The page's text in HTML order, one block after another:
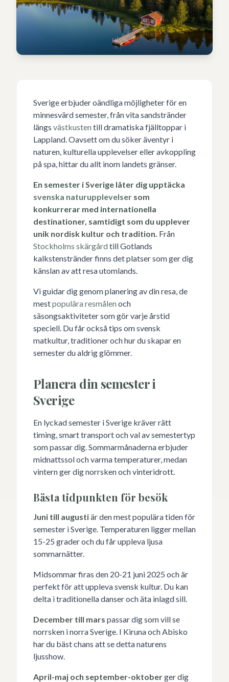
Sverige erbjuder oändliga möjligheter för en
minnesvärd semester, från vita sandstränder
längs västkusten till dramatiska fjälltoppar i
Lappland. Oavsett om du söker äventyr i
naturen, kulturella upplevelser eller avkoppling
på spa, hittar du allt inom landets gränser.
En semester i Sverige låter dig upptäcka
svenska naturupplevelser som
konkurrerar med internationella
destinationer, samtidigt som du upplever
unik nordisk kultur och tradition. Från
Stockholms skärgård till Gotlands
kalkstenstränder finns det platser som ger dig
känslan av att resa utomlands.
Vi guidar dig genom planering av din resa, de
mestpopulära resmålen och
säsongsaktiviteter som gör varje årstid
speciell. Du får också tips om svensk
matkultur, traditioner och hur du skapar en
semester du aldrig glömmer.
Planera din semester i
Sverige
En lyckad semester i Sverige kräver rätt
timing, smart transport och val av semestertyp
som passar dig. Sommarmånaderna erbjuder
midnattssol och varma temperaturer, medan
vintern ger dig norrsken och vinteridrott.
Bästa tidpunkten för besök
Juni till augustiär den mest populära tiden för
semester i Sverige. Temperaturen ligger mellan
15-25 grader och du får uppleva ljusa
sommarnätter.
Midsommar firas den 20-21 juni 2025 och är
perfekt för att uppleva svensk kultur. Du kan
delta i traditionella danser och äta inlagd sill.
December till mars passar dig som vill se
norrsken i norra Sverige. I Kiruna och Abisko
har du bäst chans att se detta naturens
ljusshow.
April-maj och september-oktoberger dig